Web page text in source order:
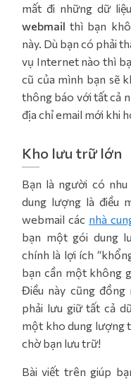
mất đi những dữ
webmail thì bạn
này. Dù bạn có phải
vụ Internet nào thì
cũ của mình bạn sẽ
thông báo với tất cả
địa chỉ email mới khi
Kho lưu trữ lớn
Bạn là người có
dung lượng là điều
webmail các nhà
bạn một gói dung
chính là lợi ích
bạn cần một không
Điều này cũng đồng
phải lưu giữ tất cả
một kho dung lượng
chờ bạn lưu trữ!
Bài viết trên giúp